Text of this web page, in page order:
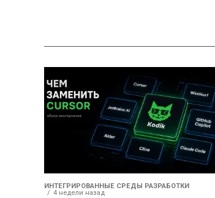
ИНТЕГРИРОВАННЫЕ СРЕДЫ РАЗРАБОТКИ
4 недели назад